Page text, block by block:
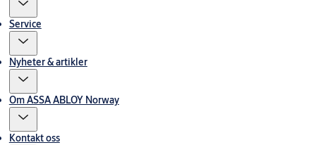
Service
Nyheter & artikler
Om ASSA ABLOY Norway
Kontakt oss